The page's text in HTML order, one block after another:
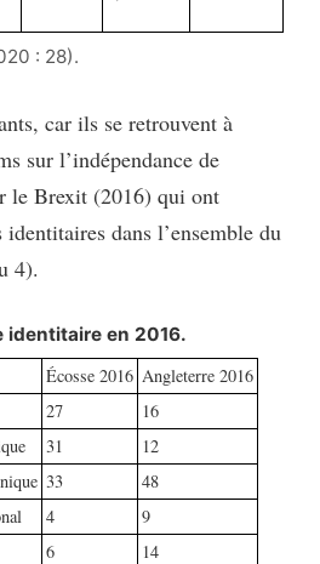
: 28).
car ils se retrouvent à
sur l’indépendance de
le Brexit (2016) qui ont
identitaires dans l’ensemble du
4).
identitaire en 2016.
Écosse 2016 Angleterre 2016
27
16
31
12
33
48
4
9
6
14